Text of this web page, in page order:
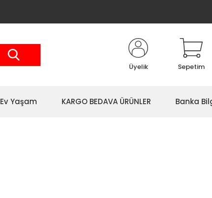
Üyelik Sepetim
Ev Yaşam KARGO BEDAVA ÜRÜNLER Banka